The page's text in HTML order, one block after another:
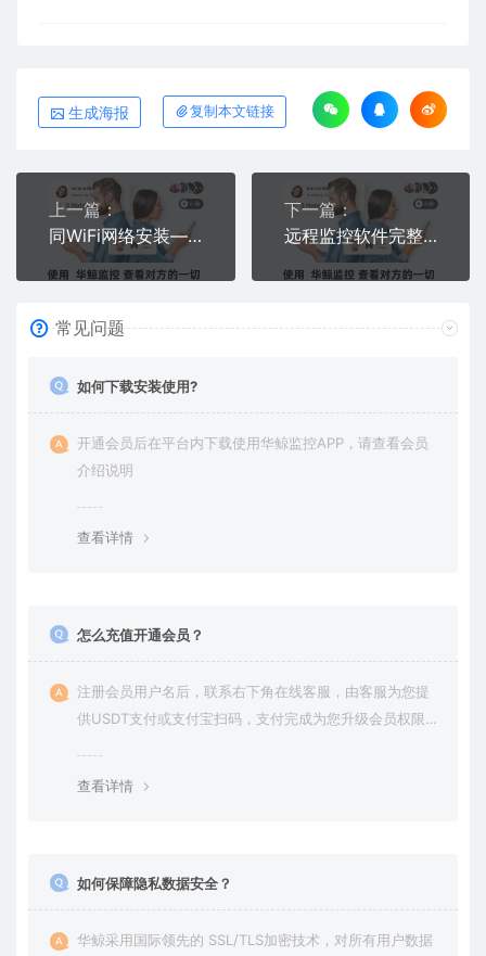
生成海报 复制本文链接
上一篇：
同WiFi网络安装——同WiFi监控、远程监控软件安装方法
下一篇：
远程监控软件完整使用教程——从安装到取证，华鲸一步步教我
常见问题
如何下载安装使用?
开通会员后在平台内下载使用华鲸监控APP，请查看会员
介绍说明
查看详情
怎么充值开通会员？
注册会员用户名后，联系右下角在线客服，由客服为您提
供USDT支付或支付宝扫码，支付完成为您升级会员权限后
查看详情
如何保障隐私数据安全？
华鲸采用国际领先的 SSL/TLS加密技术，对所有用户数据